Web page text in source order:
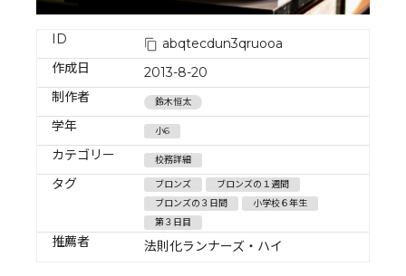
ID
abqtecdun3qruooa
作成日
2013-8-20
制作者
鈴木恒太
学年 小6
カテゴリー 校務詳細
タグ ブロンズ
ブロンズの１週間
ブロンズの３日間
小学校６年生
第３日目
推薦者 法則化ランナーズ・ハイ